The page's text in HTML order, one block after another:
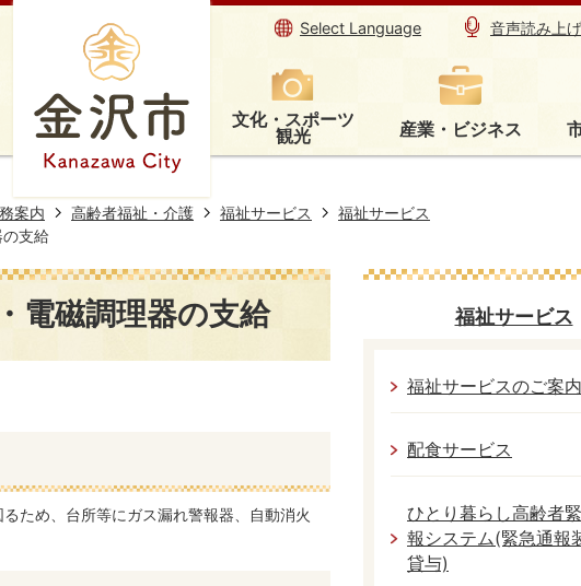
Select Language 音声読み上
文化・スポーツ
観光 産業・ビジネス
案内 高齢者福祉・介護 福祉サービス
福祉サービス
支給
電磁調理器の支給
ため、台所等にガス漏れ警報器、自動消火
福祉サービス
福祉サービスのご案内
配食サービス
ひとり暮らし高齢者
報システム(緊急通報
貸与)